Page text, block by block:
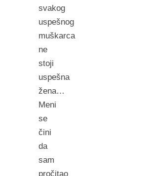
svakog
uspešnog
muškarca
ne
stoji
uspešna
žena…
Meni
se
čini
da
sam
pročitao